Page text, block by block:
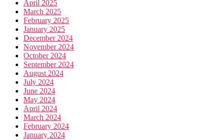
April 2025
March 2025
February 2025
January 2025
December 2024
November 2024
October 2024
September 2024
August 2024
July 2024
June 2024
May 2024
April 2024
March 2024
February 2024
January 2024